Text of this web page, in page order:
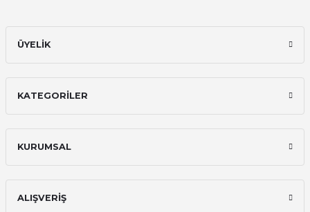
ÜYELİK
KATEGORİLER
KURUMSAL
ALIŞVERİŞ